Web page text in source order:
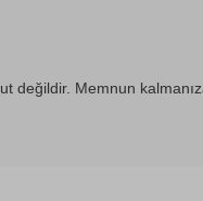
değildir. Memnun